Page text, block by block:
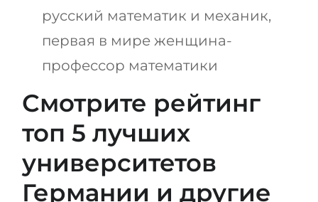
русский математик и механик,
первая в мире женщина-
профессор математики
Смотрите рейтинг
топ 5 лучших
университетов
Германии и другие